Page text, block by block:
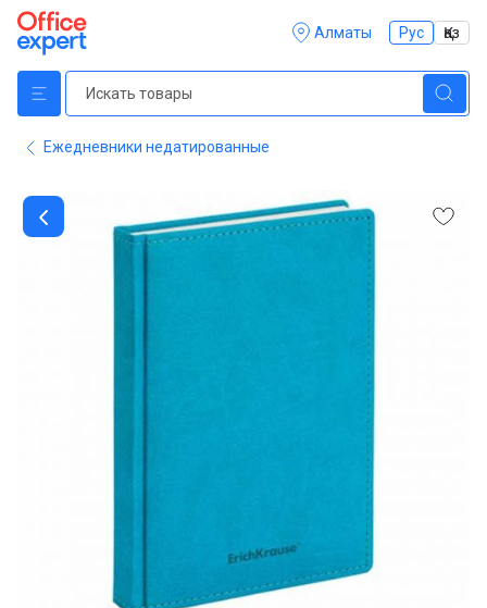
Алматы Рус Қаз
Ежедневники недатированные